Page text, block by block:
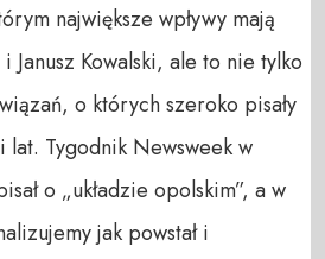
największe wpływy mają
Janusz Kowalski, ale to nie tylko
o których szeroko pisały
Tygodnik Newsweek w
o „układzie opolskim”, a w
jak powstał i